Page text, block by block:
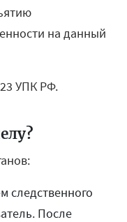
на данный
УПК РФ.
следственного
После